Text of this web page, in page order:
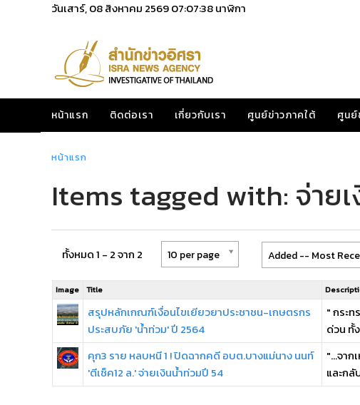
วันเสาร์, 08 สิงหาคม 256907:07:38นาฬิกา
หน้าแรก ติดต่อเรา เกี่ยวกับเรา ศูนย์ข่าวภาคใต้ ศูนย์
หน้าแรก
Items tagged with: จ่าย
ทั้งหมด 1 - 2 จาก 2 10 per page Added -- Most
Image Title
สรุปหลักเกณฑ์เงื่อนไขเยียวยาประชาชน-เกษตรกร
ประสบภัย 'น้ำท่วม' ปี 2564
" กระ
ด่วน ทั้
คุก3 ราย หลบหนี 1 ! ปิดฉากคดี อบต.บางแม่นาง นนท์
'ตีเช็ค12 ล.' จ่ายเงินน้ำท่วมปี 54
"...จา
และกลั